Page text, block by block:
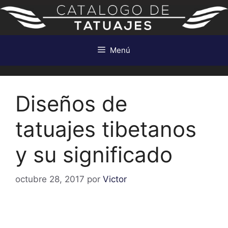
Saltar
contenido
Menú
Diseños de
tatuajes tibetanos
y su significado
octubre 28, 2017 por Victor